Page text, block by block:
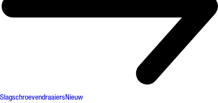
SlagschroevendraaiersNieuw